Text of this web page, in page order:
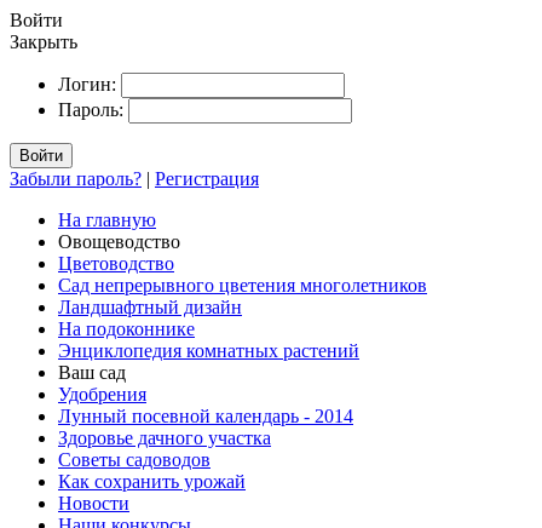
Войти
Закрыть
Логин:
Пароль:
Войти
Забыли пароль? | Регистрация
На главную
Овощеводство
Цветоводство
Сад непрерывного цветения многолетников
Ландшафтный дизайн
На подоконнике
Энциклопедия комнатных растений
Ваш сад
Удобрения
Лунный посевной календарь - 2014
Здоровье дачного участка
Советы садоводов
Как сохранить урожай
Новости